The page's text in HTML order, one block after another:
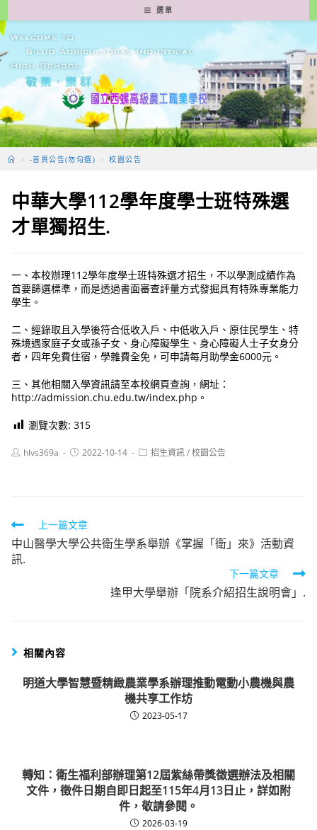
轉
至
要
容
選單
> -首頁公告(勿勾選) > 校園公告
中華大學112學年度學士班特殊選
才單獨招生.
一、本校辦理112學年度學士班特殊選才招生，不以學測成績作為
首要篩選標準，而是透過書面審查評量方式發掘具有特殊專業能力
學生。
二、經錄取且入學後符合低收入戶、中低收入戶、原住民學生、特
殊境遇家庭子女或孫子女、身心障礙學生、身心障礙人士子女身分
者，四年免費住宿，學雜費全免，可申請每月助學金6000元。
三、其他相關入學資訊請至本校網頁查詢，網址：
http://admission.chu.edu.tw/index.php。
瀏覽次數: 315
Posthlvs369a
Post2022-10-14
Post招生資訊/校園公告
Read
more
articles
上一篇文章
中山醫學大學公共衛生學系舉辦《掌握「衛」來》活動資
訊.
下一篇文章
逢甲大學舉辦「院系介紹招生說明會」.
相關內容
明道大學智慧暨精緻農業學系辦理推動電動小農機與農
機共享工作坊
2023-05-17
轉知：衛生福利部辦理第12屆紫絲帶獎徵選辦法及相關
文件，徵件日期自即日起至115年4月13日止，詳如附
件，敬請參閱。
2026-03-19